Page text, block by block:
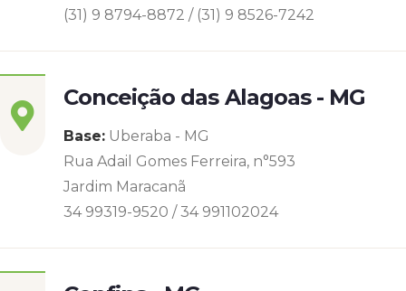
(31) 9 8794-8872 / (31) 9 8526-7242
Conceição das Alagoas - MG
Base: Uberaba - MG
Rua Adail Gomes Ferreira, n°593
Jardim Maracanã
34 99319-9520 / 34 991102024